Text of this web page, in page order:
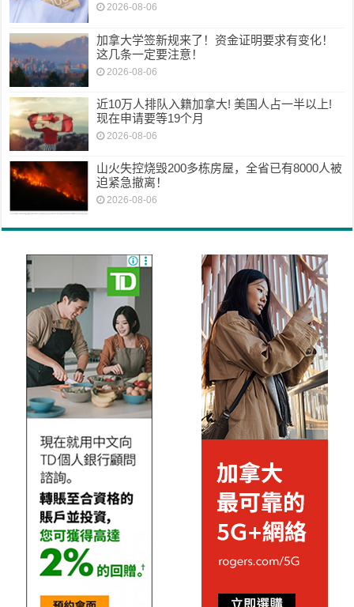
2026-08-06
加拿大学签新规来了！资金证明要求有变化！
这几条一定要注意！
2026-08-06
近10万人排队入籍加拿大! 美国人占一半以上!
现在申请要等19个月
2026-08-06
山火失控烧毁200多栋房屋，全省已有8000人被
迫紧急撤离！
2026-08-06